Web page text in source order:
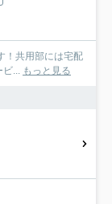
！共用部には宅配
...
もっと見る